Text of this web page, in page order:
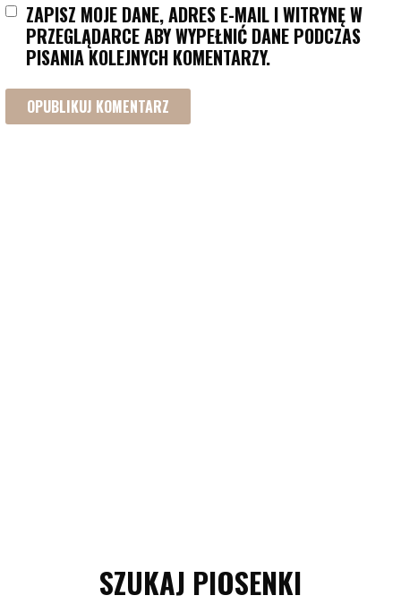
ZAPISZ MOJE DANE, ADRES E-MAIL I WITRYNĘ W
PRZEGLĄDARCE ABY WYPEŁNIĆ DANE PODCZAS
PISANIA KOLEJNYCH KOMENTARZY.
SZUKAJ PIOSENKI